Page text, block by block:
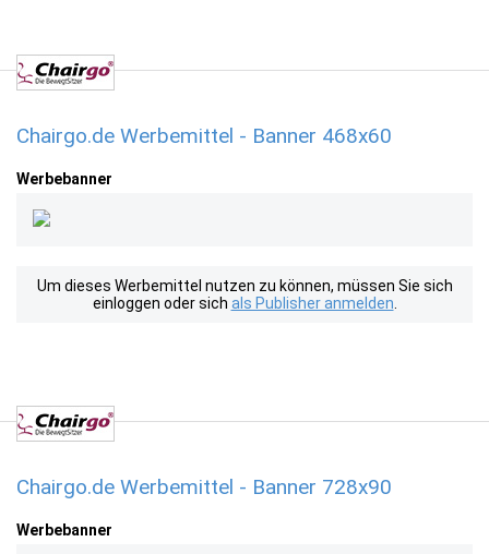
Chairgo.de Werbemittel - Banner 468x60
Werbebanner
Um dieses Werbemittel nutzen zu können, müssen Sie sich
einloggen oder sich als Publisher anmelden
Chairgo.de Werbemittel - Banner 728x90
Werbebanner